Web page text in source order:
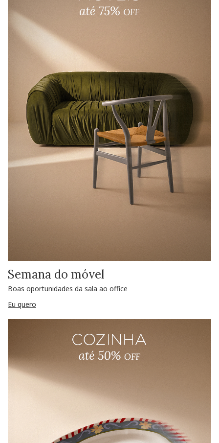
Semana do móvel
Boas oportunidades da sala ao office
Eu quero